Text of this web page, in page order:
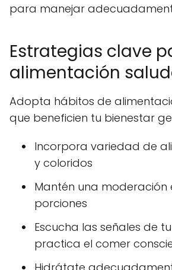
para manejar
Estrategias clave
alimentación
Adopta hábitos de
que beneficien tu bienestar
Incorpora variedad de
y coloridos
Mantén una moderación
porciones
Escucha las señales de
practica el comer